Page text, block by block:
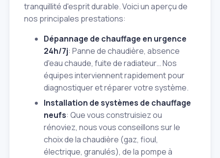
tranquillité d'esprit durable. Voici un aperçu de
nos principales prestations:
Dépannage de chauffage en urgence
24h/7j: Panne de chaudière, absence
d'eau chaude, fuite de radiateur… Nos
équipes interviennent rapidement pour
diagnostiquer et réparer votre système.
Installation de systèmes de chauffage
neufs: Que vous construisiez ou
rénoviez, nous vous conseillons sur le
choix de la chaudière (gaz, fioul,
électrique, granulés), de la pompe à